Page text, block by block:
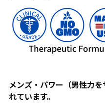
メンズ・パワー（男性力
れています。